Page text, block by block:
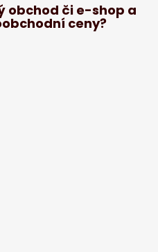
obchod či e-shop a
ceny?